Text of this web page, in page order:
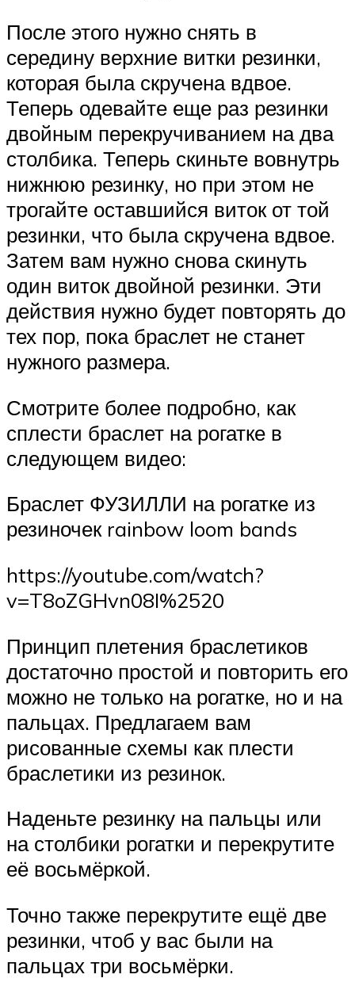
После этого нужно снять в
середину верхние витки резинки,
которая была скручена вдвое.
Теперь одевайте еще раз резинки
двойным перекручиванием на два
столбика. Теперь скиньте вовнутрь
нижнюю резинку, но при этом не
трогайте оставшийся виток от той
резинки, что была скручена вдвое.
Затем вам нужно снова скинуть
один виток двойной резинки. Эти
действия нужно будет повторять до
тех пор, пока браслет не станет
нужного размера.
Смотрите более подробно, как
сплести браслет на рогатке в
следующем видео:
Браслет ФУЗИЛЛИ на рогатке из
резиночек rainbow loom bands
https://youtube.com/watch?
v=T8oZGHvn08I%2520
Принцип плетения браслетиков
достаточно простой и повторить его
можно не только на рогатке, но и на
пальцах. Предлагаем вам
рисованные схемы как плести
браслетики из резинок.
Наденьте резинку на пальцы или
на столбики рогатки и перекрутите
её восьмёркой.
Точно также перекрутите ещё две
резинки, чтоб у вас были на
пальцах три восьмёрки.